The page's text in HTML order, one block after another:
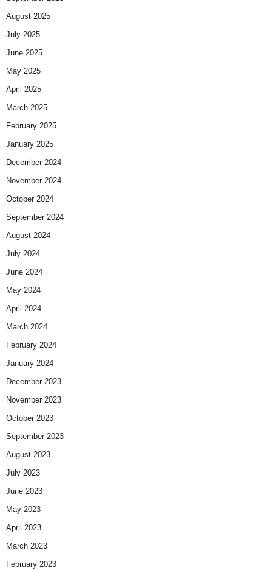
August 2025
July 2025
June 2025
May 2025
April 2025
March 2025
February 2025
January 2025
December 2024
November 2024
October 2024
September 2024
August 2024
July 2024
June 2024
May 2024
April 2024
March 2024
February 2024
January 2024
December 2023
November 2023
October 2023
September 2023
August 2023
July 2023
June 2023
May 2023
April 2023
March 2023
February 2023